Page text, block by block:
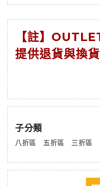
【註】
提供退貨與換
子分類
八折區 五折區 三折區